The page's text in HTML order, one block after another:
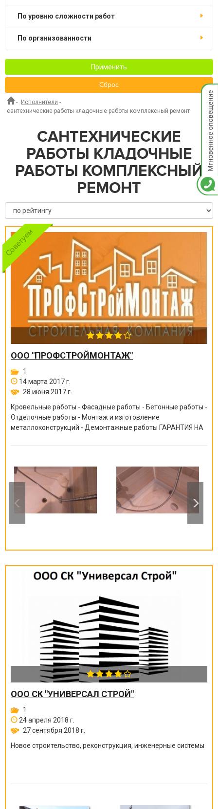
по уровню сложности работ
по организованности
Применить
Сброс
- Исполнители -
сантехнические работы кладочные работы комплексный ремонт
САНТЕХНИЧЕСКИЕ
РАБОТЫ КЛАДОЧНЫЕ
РАБОТЫ КОМПЛЕКСНЫЙ
РЕМОНТ
ООО "ПРОФСТРОЙМОНТАЖ"
1
14 марта 2017 г.
28 июня 2017 г.
Кровельные работы - Фасадные работы - Бетонные работы -
Отделочные работы - Монтаж и изготовление
металлоконструкций - Демонтажные работы ГАРАНТИЯ НА
ООО СК "УНИВЕРСАЛ СТРОЙ"
1
24 апреля 2018 г.
27 сентября 2018 г.
Новое строительство, реконструкция, инженерные системы